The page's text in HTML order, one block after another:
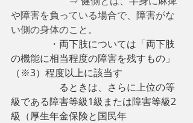
や障害を負っている場合で、障害がな
い側の身体のこと。
・両下肢については「両下肢
の機能に相当程度の障害を残すもの」
（※3）程度以上に該当す
るときは、さらに上位の等
級である障害等級1級または障害等級2
級（厚生年金保険と国民年